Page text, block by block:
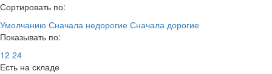
Сортировать по:
Умолчанию Сначала недорогие Сначала дорогие
Показывать по:
12 24
Есть на складе